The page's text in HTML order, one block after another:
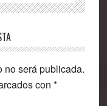
no será publicada.
con *